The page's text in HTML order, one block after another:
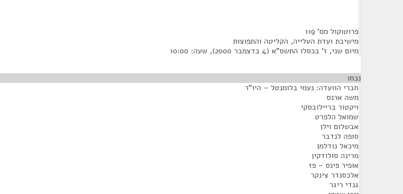
פרוטוקול מס' 119
מישיבת ועדת העלייה, הקליטה והתפוצות
מיום שני, ז' בכסלו התשס"א (4 בדצמבר 2000), שעה: 10:00
נכחו
חברי הוועדה: נעמי בלומנטל – היו"ר
משה ארנס
ויקטור בריילובסקי
שמואל הלפרט
אבשלום וילן
סופה לנדבר
מיכאל נודלמן
מרינה סולודקין
אופיר פינס – פז
אלכסנדר צינקר
גנדי ריגר